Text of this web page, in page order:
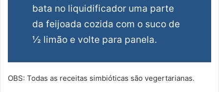
bata no liquidificador uma parte
da feijoada cozida com o suco de
½ limão e volte para panela.
OBS: Todas as receitas simbióticas são vegertarianas.